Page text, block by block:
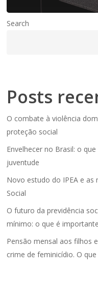
Search
Posts
O combate à violência
proteção social
Envelhecer no Brasil: o
juventude
Novo estudo do IPEA e as
Social
O futuro da previdência
mínimo: o que é
Pensão mensal aos filhos
crime de feminicídio. O